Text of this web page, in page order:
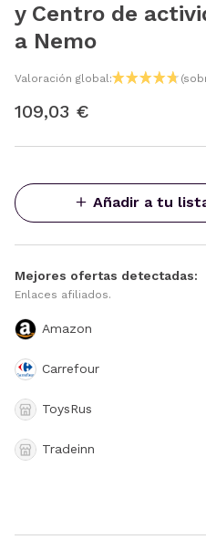
y Centro de
a Nemo
Valoración global:
109,03 €
Añadir a tu
Mejores ofertas detectadas:
Enlaces afiliados.
Amazon
Carrefour
ToysRus
Tradeinn